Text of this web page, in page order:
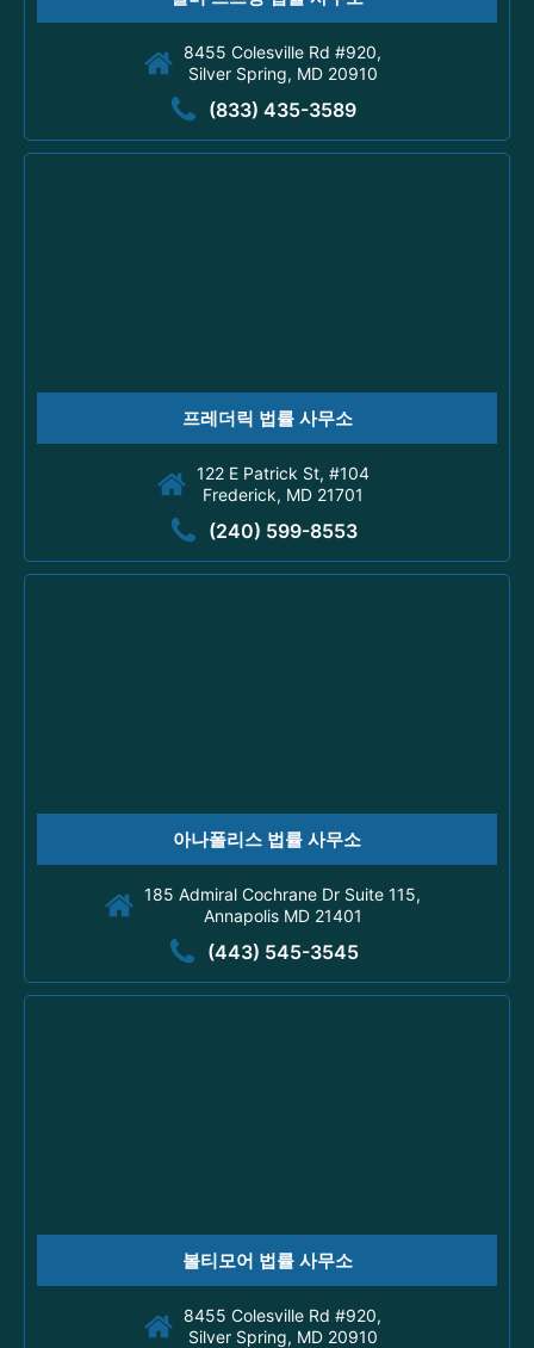
8455 Colesville Rd #920,
Silver Spring, MD 20910
(833) 435-3589
프레더릭 법률 사무소
122 E Patrick St, #104
Frederick, MD 21701
(240) 599-8553
아나폴리스 법률 사무소
185 Admiral Cochrane Dr Suite 115,
Annapolis MD 21401
(443) 545-3545
볼티모어 법률 사무소
8455 Colesville Rd #920,
Silver Spring, MD 20910